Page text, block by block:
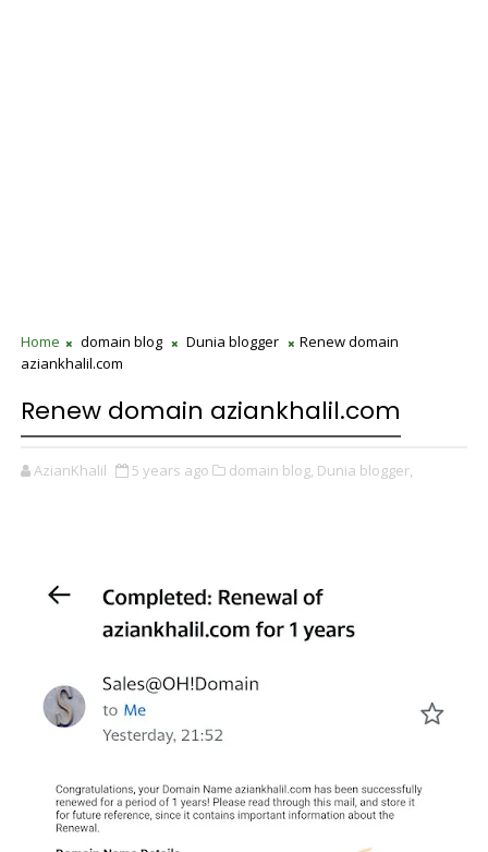
Home domain blog Dunia blogger
Renew domain
aziankhalil.com
Renew domain aziankhalil.com
AzianKhalil 5 years ago domain blog, Dunia blogger,